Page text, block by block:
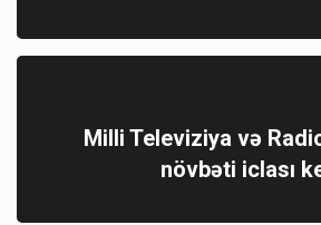
Milli Televiziya və
növbəti iclası